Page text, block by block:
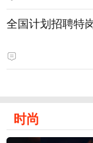
全国计划招聘特
时尚